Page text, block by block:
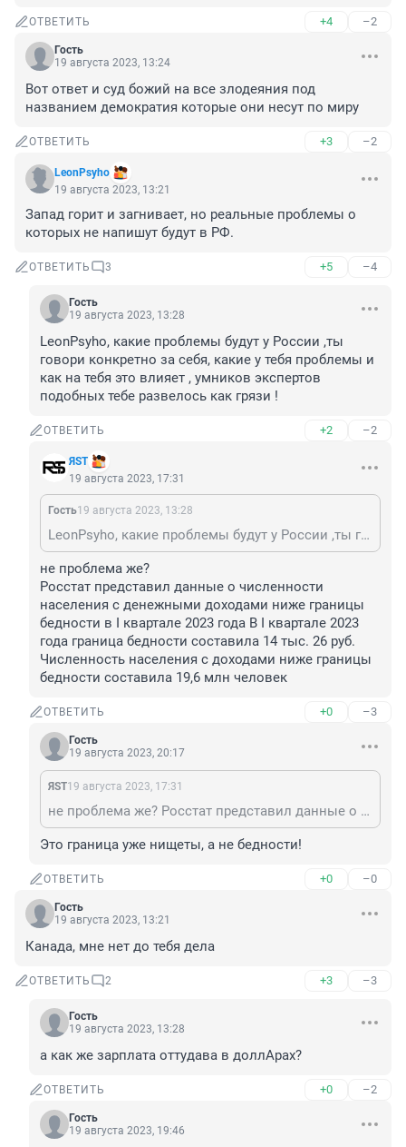
ОТВЕТИТЬ +4 –2
Гость
19 августа 2023, 13:24
Вот ответ и суд божий на все злодеяния под
названием демократия которые они несут по миру
ОТВЕТИТЬ +3 –2
LeonPsyho
19 августа 2023, 13:21
Запад горит и загнивает, но реальные проблемы о
которых не напишут будут в РФ.
ОТВЕТИТЬ 3 +5 –4
Гость
19 августа 2023, 13:28
LeonPsyho, какие проблемы будут у России ,ты
говори конкретно за себя, какие у тебя проблемы и
как на тебя это влияет , умников экспертов
подобных тебе развелось как грязи !
ОТВЕТИТЬ +2 –2
ЯSТ
19 августа 2023, 17:31
Гость19 августа 2023, 13:28
LeonPsyho, какие проблемы будут у России ,ты говори конкретно за себя, какие у тебя проблемы и как на тебя это влияет , умников экспертов подобных тебе развелось как грязи !
не проблема же?
Росстат представил данные о численности
населения с денежными доходами ниже границы
бедности в I квартале 2023 года В I квартале 2023
года граница бедности составила 14 тыс. 26 руб.
Численность населения с доходами ниже границы
бедности составила 19,6 млн человек
ОТВЕТИТЬ +0 –3
Гость
19 августа 2023, 20:17
ЯSТ19 августа 2023, 17:31
не проблема же? Росстат представил данные о численности населения с денежными доходами ниже границы бедности в I квартале 2023 года В I квартале 2023 года граница бедности составила 14 тыс. 26 руб. Численность населения с доходами ниже границы бедности составила 19,6 млн человек
Это граница уже нищеты, а не бедности!
ОТВЕТИТЬ +0 –0
Гость
19 августа 2023, 13:21
Канада, мне нет до тебя дела
ОТВЕТИТЬ 2 +3 –3
Гость
19 августа 2023, 13:28
а как же зарплата оттудава в доллАрах?
ОТВЕТИТЬ +0 –2
Гость
19 августа 2023, 19:46